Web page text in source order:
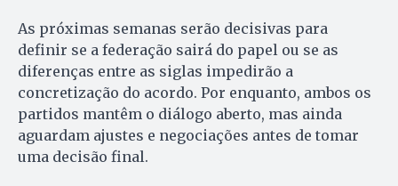
As próximas semanas serão decisivas para
definir se a federação sairá do papel ou se as
diferenças entre as siglas impedirão a
concretização do acordo. Por enquanto, ambos os
partidos mantêm o diálogo aberto, mas ainda
aguardam ajustes e negociações antes de tomar
uma decisão final.